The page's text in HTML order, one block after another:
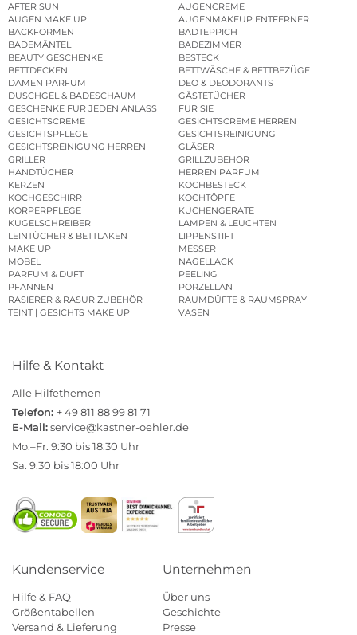
AFTER SUN
AUGENCREME
AUGEN MAKE UP
AUGENMAKEUP ENTFERNER
BACKFORMEN
BADTEPPICH
BADEMÄNTEL
BADEZIMMER
BEAUTY GESCHENKE
BESTECK
BETTDECKEN
BETTWÄSCHE & BETTBEZÜGE
DAMEN PARFUM
DEO & DEODORANTS
DUSCHGEL & BADESCHAUM
GÄSTETÜCHER
GESCHENKE FÜR JEDEN ANLASS
FÜR SIE
GESICHTSCREME
GESICHTSCREME HERREN
GESICHTSPFLEGE
GESICHTSREINIGUNG
GESICHTSREINIGUNG HERREN
GLÄSER
GRILLER
GRILLZUBEHÖR
HANDTÜCHER
HERREN PARFUM
KERZEN
KOCHBESTECK
KOCHGESCHIRR
KOCHTÖPFE
KÖRPERPFLEGE
KÜCHENGERÄTE
KUGELSCHREIBER
LAMPEN & LEUCHTEN
LEINTÜCHER & BETTLAKEN
LIPPENSTIFT
MAKE UP
MESSER
MÖBEL
NAGELLACK
PARFUM & DUFT
PEELING
PFANNEN
PORZELLAN
RASIERER & RASUR ZUBEHÖR
RAUMDÜFTE & RAUMSPRAY
TEINT | GESICHTS MAKE UP
VASEN
Hilfe & Kontakt
Alle Hilfethemen
Telefon: + 49 811 88 99 81 71
E-Mail:service@kastner-oehler.de
Mo.–Fr. 9:30 bis 18:30 Uhr
Sa. 9:30 bis 18:00 Uhr
Kundenservice
Hilfe & FAQ
Größentabellen
Versand & Lieferung
Unternehmen
Über uns
Geschichte
Presse